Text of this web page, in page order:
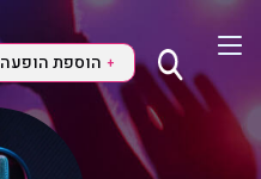
+ הוספת הופעה